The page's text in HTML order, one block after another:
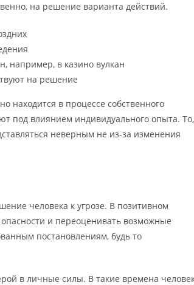
на решение варианта действий.
например, в казино вулкан
на решение
находится в процессе собственного
под влиянием индивидуального опыта. То,
неверным не из-за изменения
человека к угрозе. В позитивном
и переоценивать возможные
постановлениям, будь то
в личные силы. В такие времена